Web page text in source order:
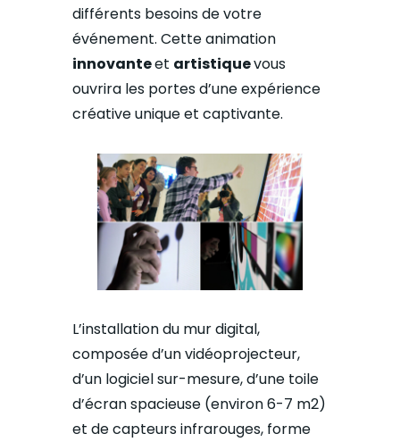
différents besoins de votre
événement. Cette animation
innovanteet artistiquevous
ouvrira les portes d’une expérience
créative unique et captivante.
L’installation du mur digital,
composée d’un vidéoprojecteur,
d’un logiciel sur-mesure, d’une toile
d’écran spacieuse (environ 6-7 m2)
et de capteurs infrarouges, forme